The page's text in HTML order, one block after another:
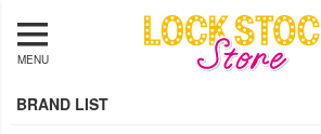
MENU
BRAND LIST